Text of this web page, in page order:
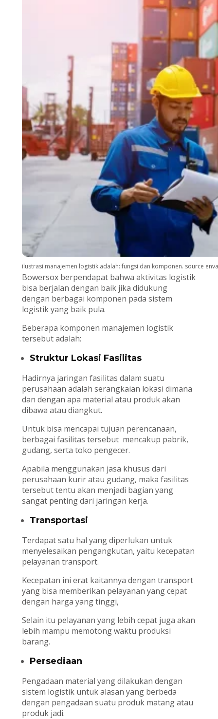
ilustrasi manajemen logistik adalah: fungsi dan komponen. source
Bowersox berpendapat bahwa aktivitas logistik
bisa berjalan dengan baik jika didukung
dengan berbagai komponen pada sistem
logistik yang baik pula.
Beberapa komponen manajemen logistik
tersebut adalah:
Struktur Lokasi Fasilitas
Hadirnya jaringan fasilitas dalam suatu
perusahaan adalah serangkaian lokasi dimana
dan dengan apa material atau produk akan
dibawa atau diangkut.
Untuk bisa mencapai tujuan perencanaan,
berbagai fasilitas tersebut mencakup pabrik,
gudang, serta toko pengecer.
Apabila menggunakan jasa khusus dari
perusahaan kurir atau gudang, maka fasilitas
tersebut tentu akan menjadi bagian yang
sangat penting dari jaringan kerja.
Transportasi
Terdapat satu hal yang diperlukan untuk
menyelesaikan pengangkutan, yaitu kecepatan
pelayanan transport.
Kecepatan ini erat kaitannya dengan transport
yang bisa memberikan pelayanan yang cepat
dengan harga yang tinggi,
Selain itu pelayanan yang lebih cepat juga akan
lebih mampu memotong waktu produksi
barang.
Persediaan
Pengadaan material yang dilakukan dengan
sistem logistik untuk alasan yang berbeda
dengan pengadaan suatu produk matang atau
produk jadi.